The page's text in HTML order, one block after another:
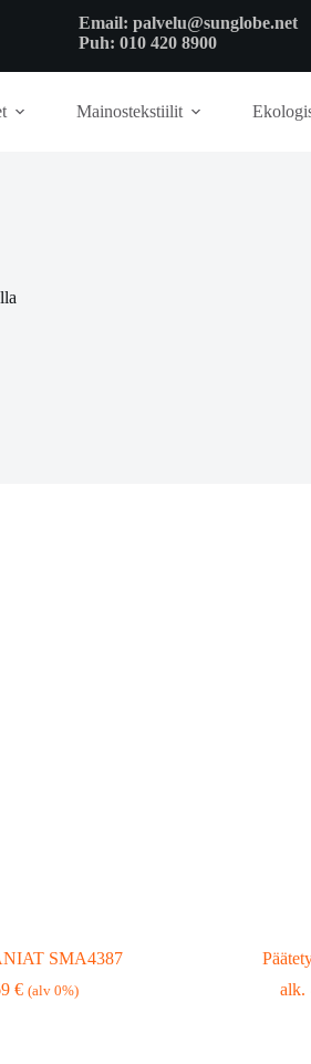
Email: palvelu@sunglobe.net
Puh: 010 420 8900
Mainostekstiilit
SMA4387
€ (alv 0%)